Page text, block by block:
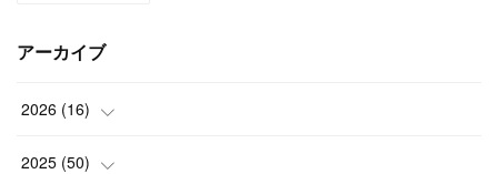
アーカイブ
2026 (16)
(2)
2025 (50)